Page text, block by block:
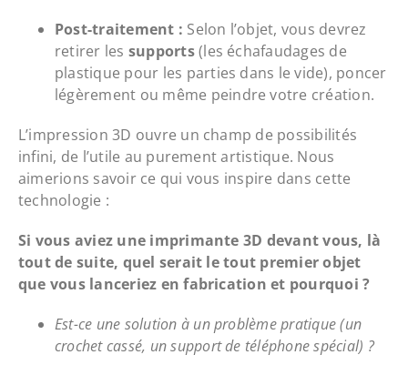
Post-traitement : Selon l’objet, vous devrez
retirer les supports(les échafaudages de
plastique pour les parties dans le vide), poncer
légèrement ou même peindre votre création.
L’impression 3D ouvre un champ de possibilités
infini, de l’utile au purement artistique. Nous
aimerions savoir ce qui vous inspire dans cette
technologie :
Si vous aviez une imprimante 3D devant vous, là
tout de suite, quel serait le tout premier objet
que vous lanceriez en fabrication et pourquoi ?
Est-ce une solution à un problème pratique (un
crochet cassé, un support de téléphone spécial) ?